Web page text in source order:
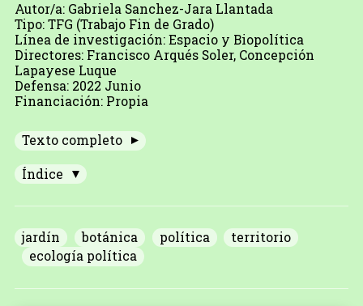
Autor/a: Gabriela Sanchez-Jara Llantada
Tipo: TFG (Trabajo Fin de Grado)
Línea de investigación: Espacio y Biopolítica
Directores: Francisco Arqués Soler, Concepción
Lapayese Luque
Defensa: 2022 Junio
Financiación: Propia
Texto completo
Índice
jardín botánica política
territorio
ecología política